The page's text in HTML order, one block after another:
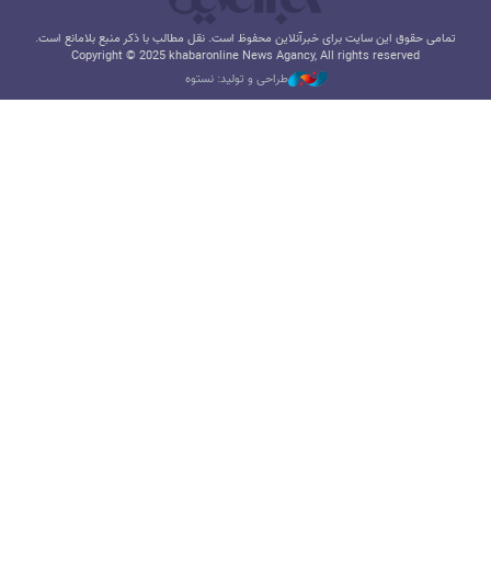
تمامی حقوق این سایت برای خبرآنلاین محفوظ است. نقل مطالب با ذکر منبع بلامانع است.
Copyright © 2025 khabaronline News Agancy, All rights reserved
طراحی و تولید: نستوه